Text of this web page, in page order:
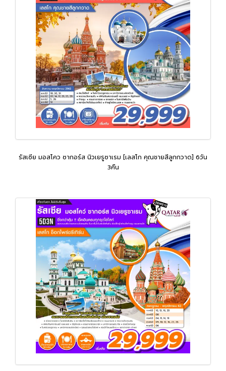
รัสเซีย มอสโคว ซากอร์ส นิวเยรูซาเรม [เลสโก คุณชายสีลูกกวาด] 6วัน
3คืน